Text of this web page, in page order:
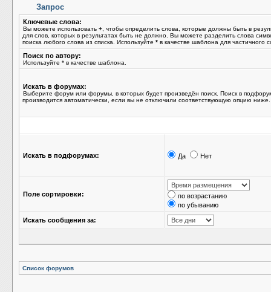
Запрос
Ключевые слова:
Вы можете использовать + , чтобы определить слова, которые должны быть в
для слов, которых в результатах быть не должно. Вы можете разделить слова
поиска любого слова из списка. Используйте * в качестве шаблона для частичного
Поиск по автору:
Используйте * в качестве шаблона.
Искать в форумах:
Выберите форум или форумы, в которых будет произведён поиск. Поиск в
производится автоматически, если вы не отключили соответствующую опцию ниже.
Искать в подфорумах: Да Нет
Поле сортировки:
по возрастанию
по убыванию
Искать сообщения за:
Список форумов